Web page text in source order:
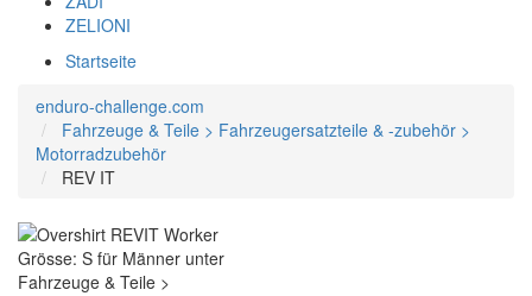
ZELIONI
Startseite
enduro-challenge.com
Fahrzeuge & Teile > Fahrzeugersatzteile & -zubehör >
Motorradzubehör
REV IT